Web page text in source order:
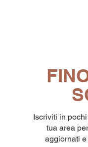
Iscriviti in
tua area
aggiornati